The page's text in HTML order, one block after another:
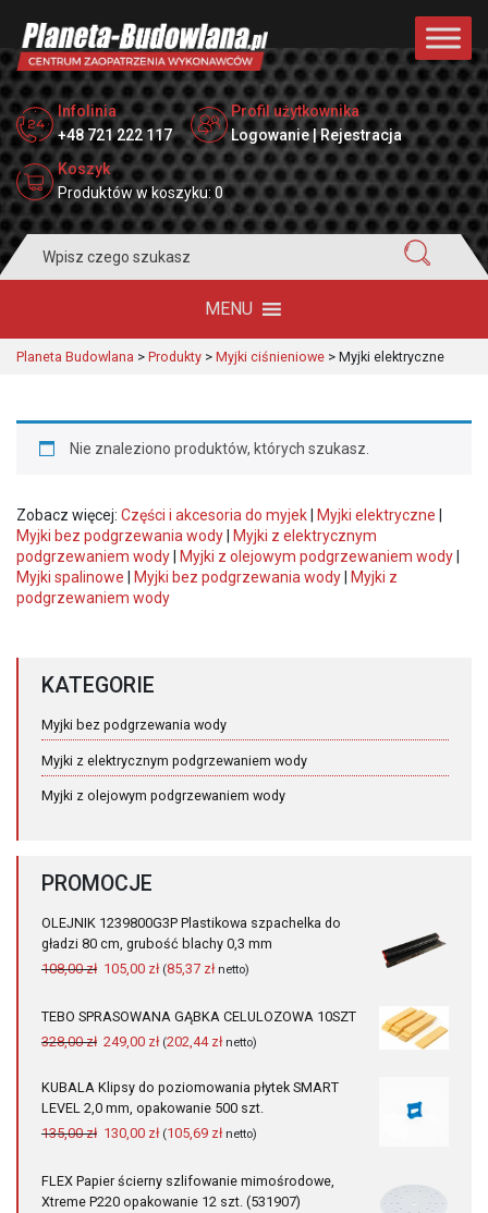
Infolinia
+48 721 222 117
Profil użytkownika
Logowanie | Rejestracja
Koszyk
Produktów w koszyku: 0
for:
MENU
Planeta Budowlana > Produkty > Myjki ciśnieniowe > Myjki elektryczne
Nie znaleziono produktów, których szukasz.
Zobacz więcej: Części i akcesoria do myjek Myjki elektryczne
Myjki bez podgrzewania wody
Myjki z elektrycznym
podgrzewaniem wody
Myjki z olejowym podgrzewaniem wody
Myjki spalinowe
Myjki bez podgrzewania wody
Myjki z
podgrzewaniem wody
KATEGORIE
Myjki bez podgrzewania wody
Myjki z elektrycznym podgrzewaniem wody
Myjki z olejowym podgrzewaniem wody
PROMOCJE
OLEJNIK 1239800G3P Plastikowa szpachelka do
gładzi 80 cm, grubość blachy 0,3 mm
108,00zł Pierwotna
wynosiła:
105,00 złAktualna
wynosi:
105,00 zł.
(85,37 złnetto)
TEBO SPRASOWANA GĄBKA CELULOZOWA 10SZT
328,00zł Pierwotna
wynosiła:
328,00 zł.
249,00 złAktualna
wynosi:
249,00 zł.
(202,44 złnetto)
KUBALA Klipsy do poziomowania płytek SMART
LEVEL 2,0 mm, opakowanie 500 szt.
135,00zł Pierwotna
wynosiła:
135,00 zł.
130,00 złAktualna
wynosi:
130,00 zł.
(105,69 złnetto)
FLEX Papier ścierny szlifowanie mimośrodowe,
Xtreme P220 opakowanie 12 szt. (531907)